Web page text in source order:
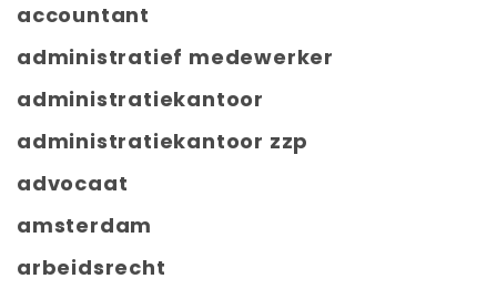
accountant
administratief medewerker
administratiekantoor
administratiekantoor zzp
advocaat
amsterdam
arbeidsrecht